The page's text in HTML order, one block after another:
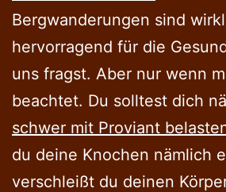
Bergwanderungen sind
hervorragend für die
uns fragst. Aber nur wenn
beachtet. Du solltest dich
schwer mit Proviant
du deine Knochen nämlich
verschleißt du deinen